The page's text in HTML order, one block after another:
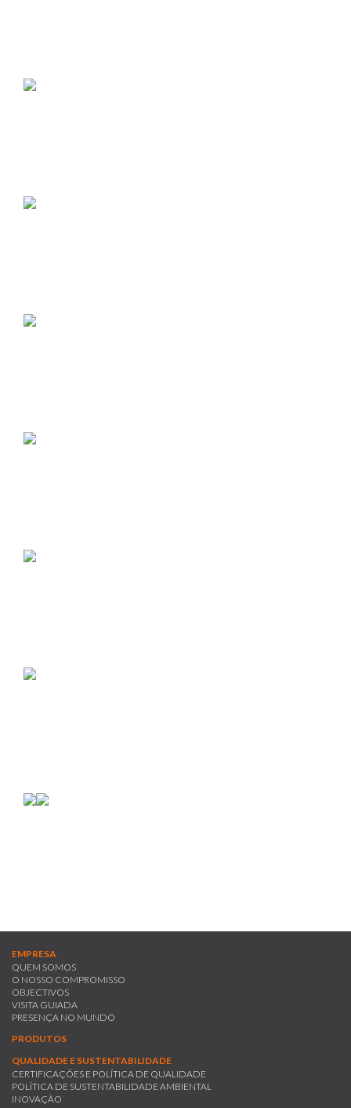
EMPRESA
QUEM SOMOS
O NOSSO COMPROMISSO
OBJECTIVOS
VISITA GUIADA
PRESENÇA NO MUNDO
PRODUTOS
QUALIDADE E SUSTENTABILIDADE
CERTIFICAÇÕES E POLÍTICA DE QUALIDADE
POLÍTICA DE SUSTENTABILIDADE AMBIENTAL
INOVAÇÃO